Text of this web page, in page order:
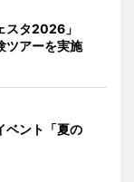
スタ2026」
ツアーを実施
ベント「夏の